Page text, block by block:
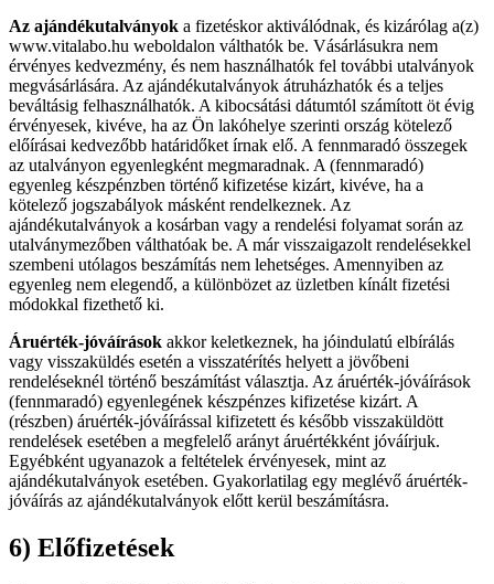
Az ajándékutalványok a fizetéskor aktiválódnak, és kizárólag a(z)
www.vitalabo.hu weboldalon válthatók be. Vásárlásukra nem
érvényes kedvezmény, és nem használhatók fel további utalványok
megvásárlására. Az ajándékutalványok átruházhatók és a teljes
beváltásig felhasználhatók. A kibocsátási dátumtól számított öt évig
érvényesek, kivéve, ha az Ön lakóhelye szerinti ország kötelező
előírásai kedvezőbb határidőket írnak elő. A fennmaradó összegek
az utalványon egyenlegként megmaradnak. A (fennmaradó)
egyenleg készpénzben történő kifizetése kizárt, kivéve, ha a
kötelező jogszabályok másként rendelkeznek. Az
ajándékutalványok a kosárban vagy a rendelési folyamat során az
utalványmezőben válthatóak be. A már visszaigazolt rendelésekkel
szembeni utólagos beszámítás nem lehetséges. Amennyiben az
egyenleg nem elegendő, a különbözet az üzletben kínált fizetési
módokkal fizethető ki.
Áruérték-jóváírások akkor keletkeznek, ha jóindulatú elbírálás
vagy visszaküldés esetén a visszatérítés helyett a jövőbeni
rendeléseknél történő beszámítást választja. Az áruérték-jóváírások
(fennmaradó) egyenlegének készpénzes kifizetése kizárt. A
(részben) áruérték-jóváírással kifizetett és később visszaküldött
rendelések esetében a megfelelő arányt áruértékként jóváírjuk.
Egyébként ugyanazok a feltételek érvényesek, mint az
ajándékutalványok esetében. Gyakorlatilag egy meglévő áruérték-
jóváírás az ajándékutalványok előtt kerül beszámításra.
6) Előfizetések